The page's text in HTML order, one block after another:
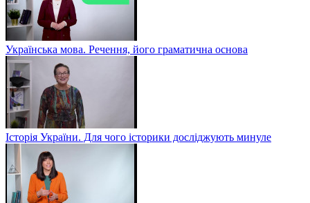
Українська мова. Речення, його граматична основа
Історія України. Для чого історики досліджують минуле